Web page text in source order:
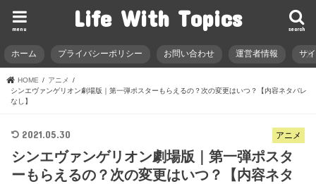
Life With Topics search
menu
ホーム プライバシーポリシー お問い合わせ 運営者情報 サ
HOME
アニメ
シンエヴァンゲリオン劇場版｜第一弾ポスターもらえるの？次の変更はいつ？【内容ネタバレ
なし】
アニメ
2021.05.30
シンエヴァンゲリオン劇場版｜第一弾ポスタ
ーもらえるの？次の変更はいつ？【内容ネタ